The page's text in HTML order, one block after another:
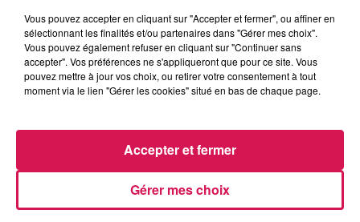
CHRISTOPHE WILLEM
Systaime
MURRAY HEAD
One Night In Bangkok
OFENBACH, STARSAILOR
Four To The Floor
D'ORAGES CE LUNDI EN
SAMBRE-AVESNOIS-
THIÉRACHE
Vous pouvez accepter en cliquant sur "Accepter et fermer", ou affiner en
sélectionnant les finalités et/ou partenaires dans "Gérer mes choix".
Vous pouvez également refuser en cliquant sur "Continuer sans
accepter". Vos préférences ne s'appliqueront que pour ce site. Vous
pouvez mettre à jour vos choix, ou retirer votre consentement à tout
moment via le lien "Gérer les cookies" situé en bas de chaque page.
Gérer mes choix
Accepter et fermer